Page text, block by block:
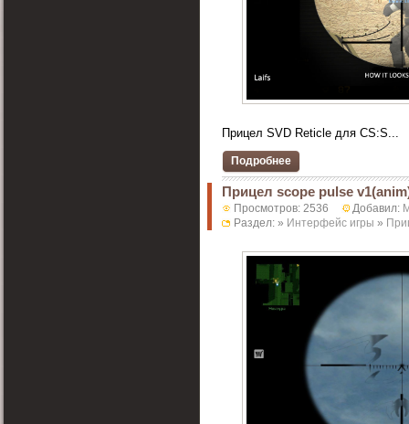
Прицел SVD Reticle для CS:S...
Подробнее
Прицел scope pulse
Просмотров: 2536 Добавил:
Раздел: » Интерфейс игры »